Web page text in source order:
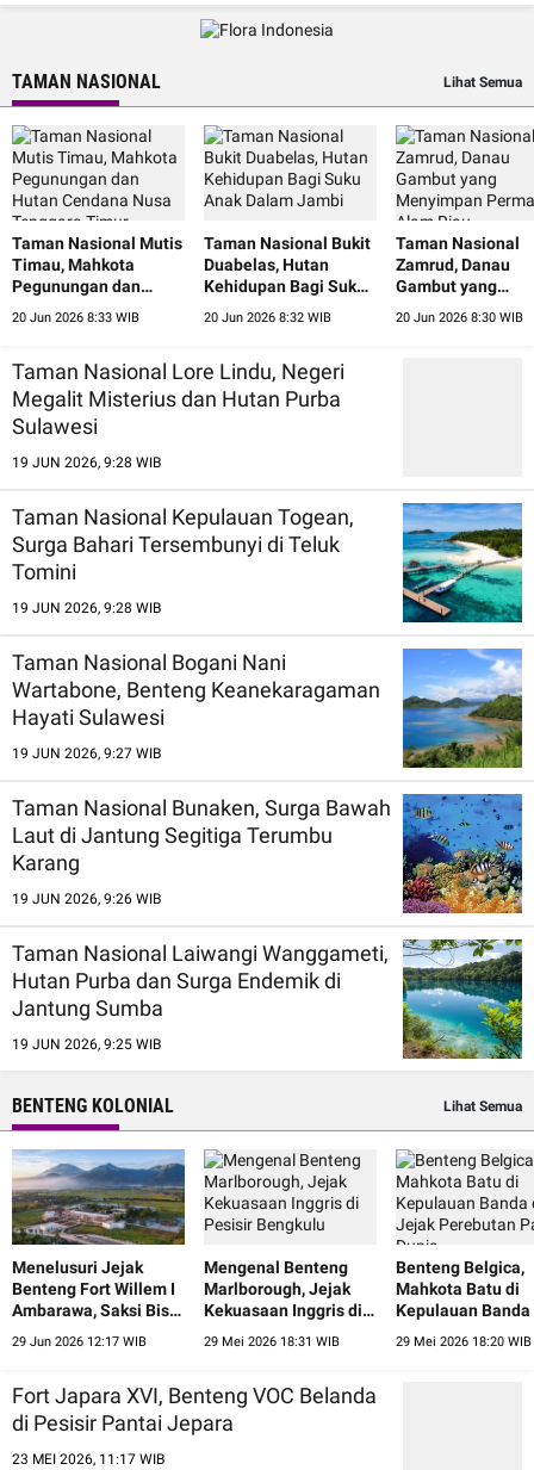
TAMAN NASIONAL Lihat Semua
Taman Nasional Mutis
Timau, Mahkota
Pegunungan dan
Hutan Cendana Nusa
20 Jun 2026 8:33 WIB
Taman Nasional Bukit
Duabelas, Hutan
Kehidupan Bagi Suku
Anak Dalam Jambi
20 Jun 2026 8:32 WIB
Taman Nasional
Zamrud, Danau
Gambut yang
Menyimpan
20 Jun 2026 8:30 WIB
Taman Nasional Lore Lindu, Negeri
Megalit Misterius dan Hutan Purba
Sulawesi
19 JUN 2026, 9:28 WIB
Taman Nasional Kepulauan Togean,
Surga Bahari Tersembunyi di Teluk
Tomini
19 JUN 2026, 9:28 WIB
Taman Nasional Bogani Nani
Wartabone, Benteng Keanekaragaman
Hayati Sulawesi
19 JUN 2026, 9:27 WIB
Taman Nasional Bunaken, Surga Bawah
Laut di Jantung Segitiga Terumbu
Karang
19 JUN 2026, 9:26 WIB
Taman Nasional Laiwangi Wanggameti,
Hutan Purba dan Surga Endemik di
Jantung Sumba
19 JUN 2026, 9:25 WIB
BENTENG KOLONIAL Lihat Semua
Menelusuri Jejak
Benteng Fort Willem I
Ambarawa, Saksi Bisu
Pergantian Zaman
29 Jun 2026 12:17 WIB
Mengenal Benteng
Marlborough, Jejak
Kekuasaan Inggris di
Pesisir Bengkulu
29 Mei 2026 18:31 WIB
Benteng Belgica,
Mahkota Batu di
Kepulauan Banda
Jejak Perebutan
29 Mei 2026 18:20 WIB
Fort Japara XVI, Benteng VOC Belanda
di Pesisir Pantai Jepara
23 MEI 2026, 11:17 WIB